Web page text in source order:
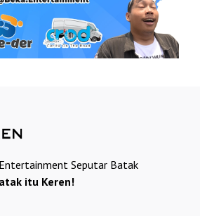
Seputar Batak
itu Keren!